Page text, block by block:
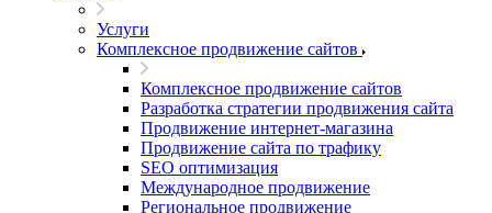
Услуги
Комплексное продвижение сайтов
Комплексное продвижение сайтов
Разработка стратегии продвижения сайта
Продвижение интернет-магазина
Продвижение сайта по трафику
SEO оптимизация
Международное продвижение
Региональное продвижение